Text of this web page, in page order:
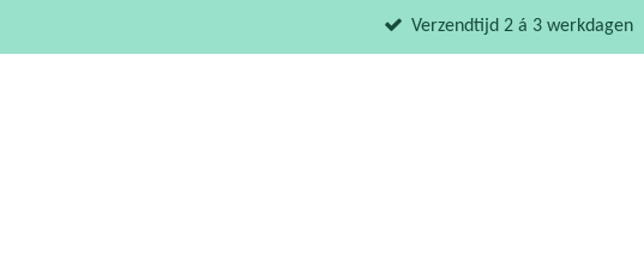
direct
Verzendtijd 2 á 3 werkdagen